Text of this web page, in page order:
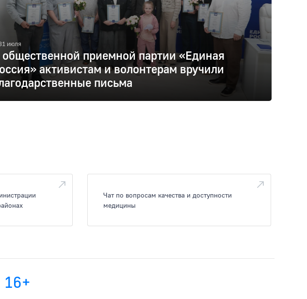
июля
приемной партии «Единая
активистам и волонтерам вручили
письма
Чат по вопросам качества и доступности
медицины
16+